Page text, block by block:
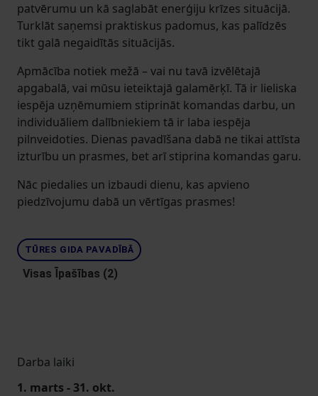
patvērumu un kā saglabāt enerģiju krīzes situācijā.
Turklāt saņemsi praktiskus padomus, kas palīdzēs
tikt galā negaidītās situācijās.
Apmācība notiek mežā – vai nu tavā izvēlētajā
apgabalā, vai mūsu ieteiktajā galamērķī. Tā ir lieliska
iespēja uzņēmumiem stiprināt komandas darbu, un
individuāliem dalībniekiem tā ir laba iespēja
pilnveidoties. Dienas pavadīšana dabā ne tikai attīsta
izturību un prasmes, bet arī stiprina komandas garu.
Nāc piedalies un izbaudi dienu, kas apvieno
piedzīvojumu dabā un vērtīgas prasmes!
TŪRES GIDA PAVADĪBĀ
Visas Īpašības (2)
Darba laiki
1. marts - 31. okt.